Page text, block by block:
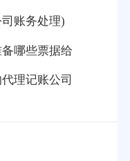
账务处理)
哪些票据给
理记账公司